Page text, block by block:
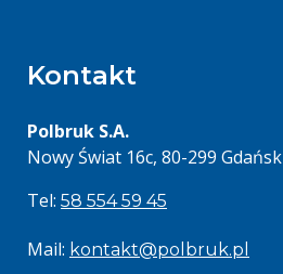
Kontakt
Polbruk S.A.
Nowy Świat 16c, 80-299 Gdańsk
Tel: 58 554 59 45
Mail: kontakt@polbruk.pl